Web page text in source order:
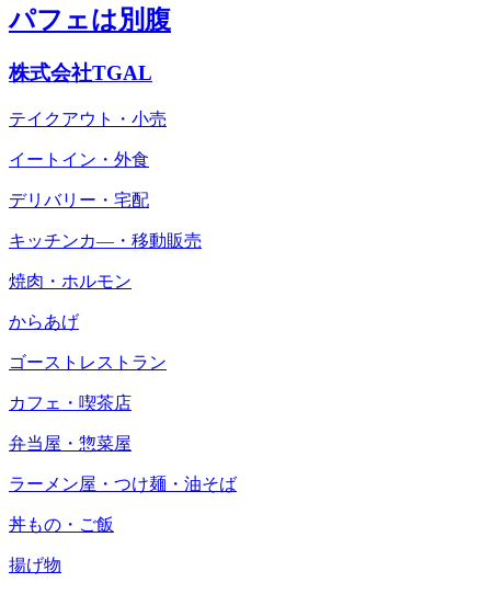
パフェは別腹
株式会社TGAL
テイクアウト・小売
イートイン・外食
デリバリー・宅配
キッチンカ―・移動販売
焼肉・ホルモン
からあげ
ゴーストレストラン
カフェ・喫茶店
弁当屋・惣菜屋
ラーメン屋・つけ麺・油そば
丼もの・ご飯
揚げ物